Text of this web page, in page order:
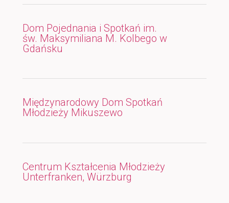
Dom Pojednania i Spotkań im.
św. Maksymiliana M. Kolbego w
Gdańsku
Międzynarodowy Dom Spotkań
Młodzieży Mikuszewo
Centrum Kształcenia Młodzieży
Unterfranken, Würzburg